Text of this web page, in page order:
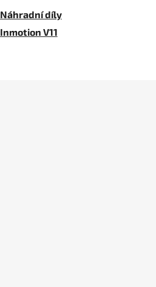
Náhradní díly
Inmotion V11